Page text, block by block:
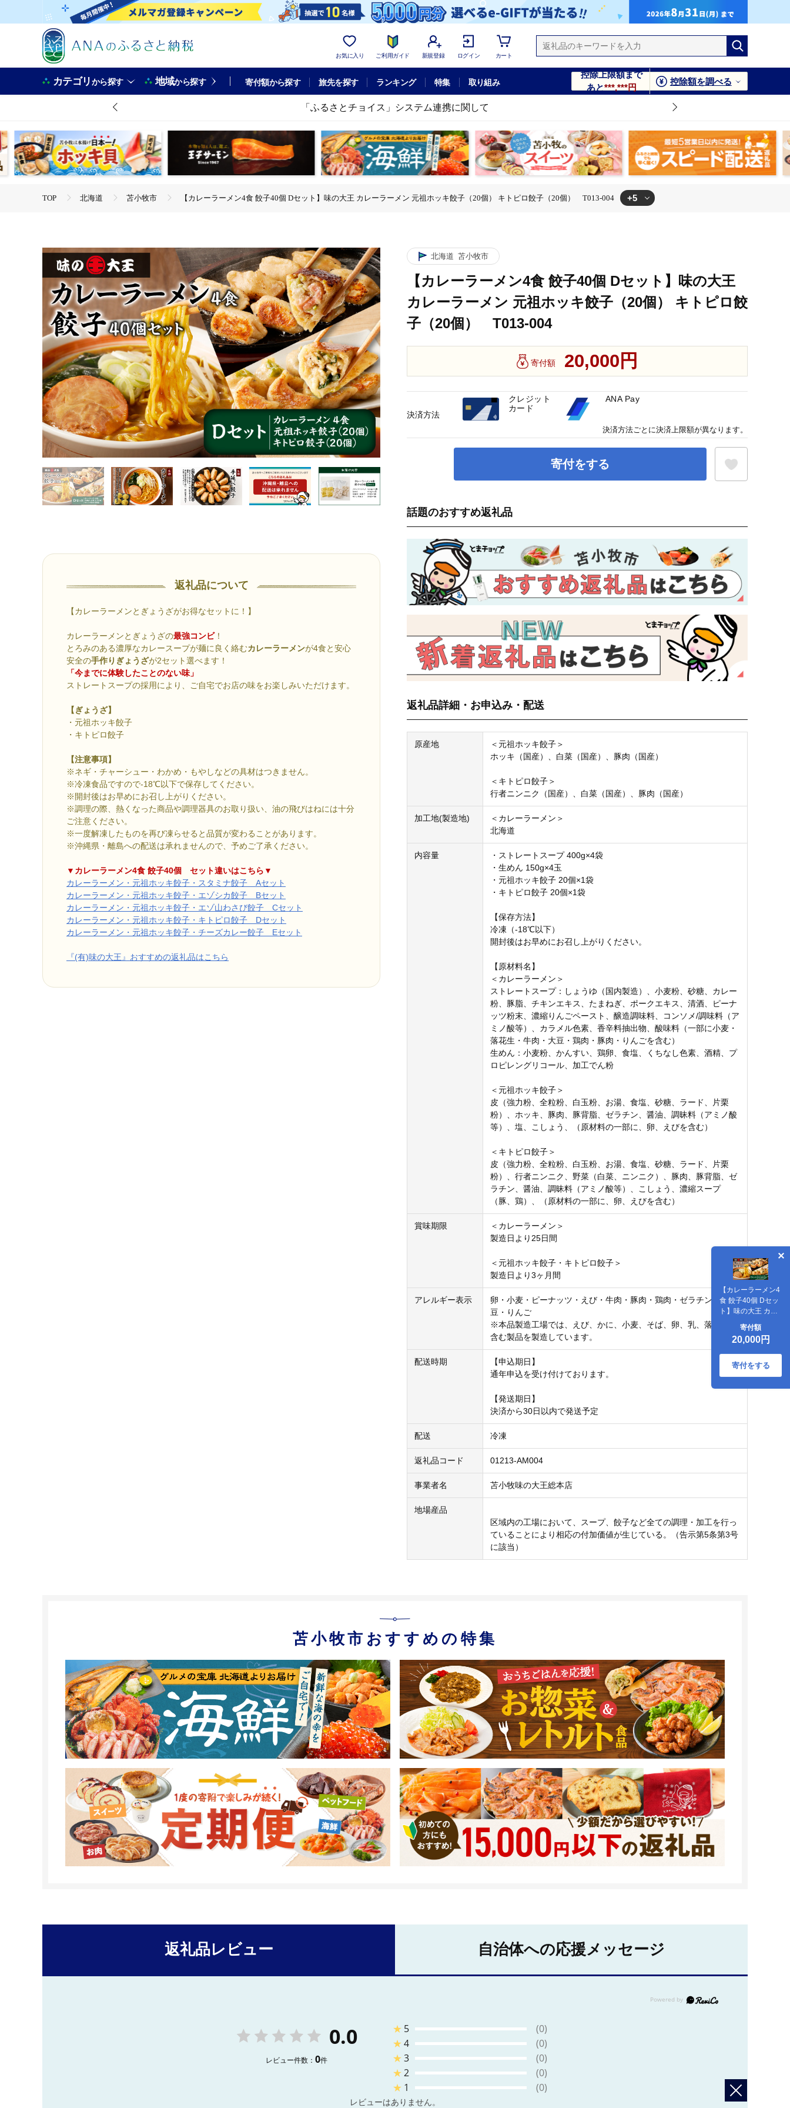
お気に入り ご利用ガイド 新規登録 ログイン カート
カテゴリから探す 地域から探す 寄付額から探す 旅先を探す ランキング 特集 取り組み
控除上限額まで
あと***,***円
控除額を調べる
「ふるさとチョイス」システム連携に関して
TOP 北海道 苫小牧市 【カレーラーメン4食 餃子40個 Dセット】味の大王 カレーラーメン 元祖ホッキ餃子（20個） キトピロ餃子（20個） T013-004 +5
麺類 【カレーラーメン4食 餃子40個 Dセット】味の大王 カレーラーメン 元祖ホッキ餃子（20個） キトピロ餃子（20個） T013-004
返礼品について
【カレーラーメンとぎょうざがお得なセットに！】
カレーラーメンとぎょうざの最強コンビ！
とろみのある濃厚なカレースープが麺に良く絡むカレーラーメンが4食と安心
安全の手作りぎょうざが2セット選べます！
「今までに体験したことのない味」
ストレートスープの採用により、ご自宅でお店の味をお楽しみいただけます。
【ぎょうざ】
・元祖ホッキ餃子
・キトピロ餃子
【注意事項】
※ネギ・チャーシュー・わかめ・もやしなどの具材はつきません。
※冷凍食品ですので-18℃以下で保存してください。
※開封後はお早めにお召し上がりください。
※調理の際、熱くなった商品や調理器具のお取り扱い、油の飛びはねには十分
ご注意ください。
※一度解凍したものを再び凍らせると品質が変わることがあります。
※沖縄県・離島への配送は承れませんので、予めご了承ください。
▼カレーラーメン4食 餃子40個 セット違いはこちら▼
カレーラーメン・元祖ホッキ餃子・スタミナ餃子 Aセット
カレーラーメン・元祖ホッキ餃子・エゾシカ餃子 Bセット
カレーラーメン・元祖ホッキ餃子・エゾ山わさび餃子 Cセット
カレーラーメン・元祖ホッキ餃子・キトピロ餃子 Dセット
カレーラーメン・元祖ホッキ餃子・チーズカレー餃子 Eセット
『(有)味の大王』おすすめの返礼品はこちら
北海道 苫小牧市
【カレーラーメン4食 餃子40個 Dセット】味の大王
カレーラーメン 元祖ホッキ餃子（20個） キトピロ餃
子（20個） T013-004
寄付額 20,000円
寄付をする
【カレーラーメン4
食 餃子40個 Dセッ
ト】味の大王 カレ
ーラーメン 元祖ホ
ッキ餃子（20個）
キトピロ餃子（20
個） T013-004
寄付額
20,000円
寄付をする
話題のおすすめ返礼品
返礼品詳細・お申込み・配送
原産地
＜元祖ホッキ餃子＞
ホッキ（国産）、白菜（国産）、豚肉（国産）
＜キトピロ餃子＞
行者ニンニク（国産）、白菜（国産）、豚肉（国産）
加工地(製造地)
＜カレーラーメン＞
北海道
内容量
・ストレートスープ 400g×4袋
・生めん 150g×4玉
・元祖ホッキ餃子 20個×1袋
・キトピロ餃子 20個×1袋
【保存方法】
冷凍（-18℃以下）
開封後はお早めにお召し上がりください。
【原材料名】
＜カレーラーメン＞
ストレートスープ：しょうゆ（国内製造）、小麦粉、砂糖、カレー
粉、豚脂、チキンエキス、たまねぎ、ポークエキス、清酒、ピーナ
ッツ粉末、濃縮りんごペースト、醸造調味料、コンソメ/調味料（ア
ミノ酸等）、カラメル色素、香辛料抽出物、酸味料（一部に小麦・
落花生・牛肉・大豆・鶏肉・豚肉・りんごを含む）
生めん：小麦粉、かんすい、鶏卵、食塩、くちなし色素、酒精、プ
ロピレングリコール、加工でん粉
＜元祖ホッキ餃子＞
皮（強力粉、全粒粉、白玉粉、お湯、食塩、砂糖、ラード、片栗
粉）、ホッキ、豚肉、豚背脂、ゼラチン、醤油、調昧料（アミノ酸
等）、塩、こしょう、（原材料の一部に、卵、えびを含む）
＜キトピロ餃子＞
皮（強力粉、全粒粉、白玉粉、お湯、食塩、砂糖、ラード、片栗
粉）、行者ニンニク、野菜（白菜、ニンニク）、豚肉、豚背脂、ゼ
ラチン、醤油、調昧料（アミノ酸等）、こしょう、濃縮スープ
（豚、鶏）、（原材料の一部に、卵、えびを含む）
賞味期限
＜カレーラーメン＞
製造日より25日間
＜元祖ホッキ餃子・キトピロ餃子＞
製造日より3ヶ月間
アレルギー表示
卵・小麦・ピーナッツ・えび・牛肉・豚肉・鶏肉・ゼラチン・大
豆・りんご
※本品製造工場では、えび、かに、小麦、そば、卵、乳、落花生を
含む製品を製造しています。
配送時期
【申込期日】
通年申込を受け付けております。
【発送期日】
決済から30日以内で発送予定
配送 冷凍
返礼品コード 01213-AM004
事業者名 苫小牧味の大王総本店
地場産品
区域内の工場において、スープ、餃子など全ての調理・加工を行っ
ていることにより相応の付加価値が生じている。（告示第5条第3号
に該当）
決済方法
クレジット
カード
ANA Pay
決済方法ごとに決済上限額が異なります。
苫小牧市おすすめの特集
返礼品レビュー 自治体への応援メッセージ
0.0
レビュー件数： 0件
★ 5
(0)
★4
(0)
★3
(0)
★2
(0)
★ 1 (0)
レビューはありません。